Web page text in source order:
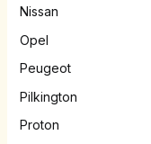
Nissan
Opel
Peugeot
Pilkington
Proton